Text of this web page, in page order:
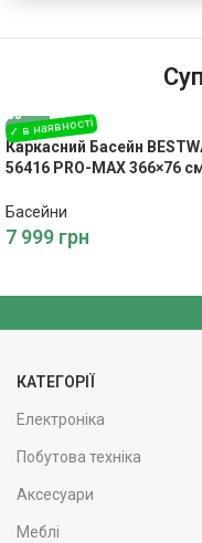
Каркасний Басейн
56416 PRO-MAX 366×76
Басейни
7 999 грн
КАТЕГОРІЇ
Електроніка
Побутова техніка
Аксесуари
Меблі